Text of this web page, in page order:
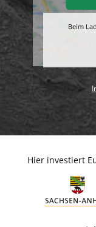
Beim
Hier investiert